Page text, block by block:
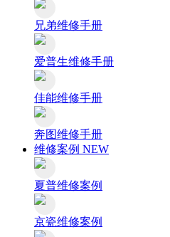
兄弟维修手册
爱普生维修手册
佳能维修手册
奔图维修手册
维修案例 NEW
夏普维修案例
京瓷维修案例